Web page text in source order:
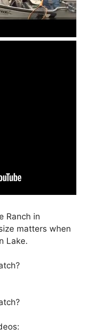
Ranch in
matters when
Lake.